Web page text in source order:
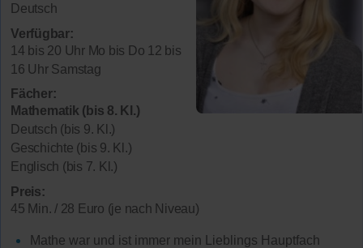
Deutsch
Verfügbar:
14 bis 20 Uhr Mo bis Do 12 bis
16 Uhr Samstag
Fächer:
Mathematik (bis 8. Kl.)
Deutsch (bis 9. Kl.)
Geschichte (bis 9. Kl.)
Englisch (bis 7. Kl.)
Preis:
45 Min. / 28 Euro (je nach Niveau)
Mathe war und ist immer mein Lieblings Hauptfach